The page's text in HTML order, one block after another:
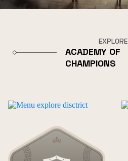
EXPLORE
ACADEMY OF
CHAMPIONS